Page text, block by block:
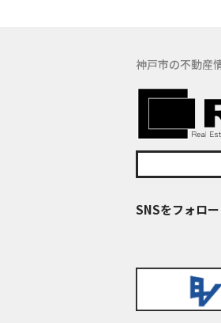
神戸市の不動産
SNSをフォロー